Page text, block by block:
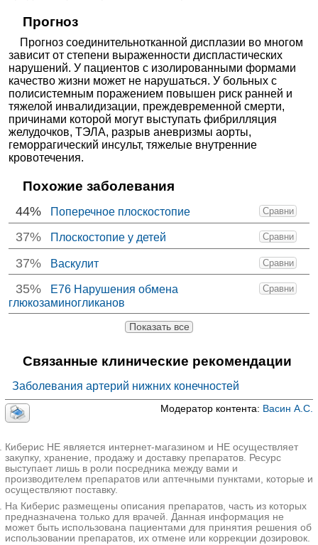
Прогноз
Прогноз соединительнотканной дисплазии во многом
зависит от степени выраженности диспластических
нарушений. У пациентов с изолированными формами
качество жизни может не нарушаться. У больных с
полисистемным поражением повышен риск ранней и
тяжелой инвалидизации, преждевременной смерти,
причинами которой могут выступать фибрилляция
желудочков, ТЭЛА, разрыв аневризмы аорты,
геморрагический инсульт, тяжелые внутренние
кровотечения.
Похожие заболевания
44% Сравни
Поперечное плоскостопие
37% Сравни
Плоскостопие у детей
37% Сравни
Васкулит
35% Сравни
E76 Нарушения обмена
глюкозаминогликанов
Показать все
Связанные клинические рекомендации
Заболевания артерий нижних конечностей
Модератор контента: Васин А.С.
Киберис НЕ является интернет-магазином и НЕ осуществляет
закупку, хранение, продажу и доставку препаратов. Ресурс
выступает лишь в роли посредника между вами и
производителем препаратов или аптечными пунктами, которые и
осуществляют поставку.
На Киберис размещены описания препаратов, часть из которых
предназначена только для врачей. Данная информация не
может быть использована пациентами для принятия решения об
использовании препаратов, их отмене или коррекции дозировок.